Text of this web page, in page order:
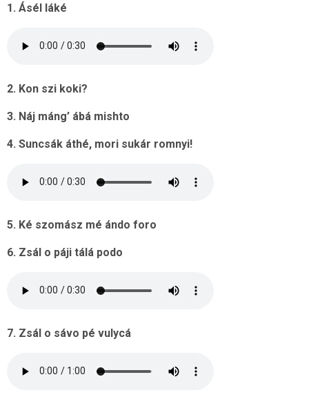
1. Ásél láké
2. Kon szi koki?
3. Náj máng’ ábá mishto
4. Suncsák áthé, mori sukár romnyi!
5. Ké szomász mé ándo foro
6. Zsál o páji tálá podo
7. Zsál o sávo pé vulycá